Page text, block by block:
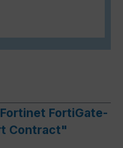
FortiGate-
Contract"